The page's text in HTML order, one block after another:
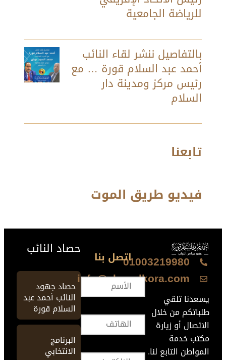
للرياضة الجامعية
بالتفاصيل ننشر لقاء النائب
أحمد عبد السلام قورة … مع
رئيس مركز ومدينة دار
السلام
تابعنا
فيديو طريق الموت
01003219980
info@ahmedkora.com
يسعدنا تلقي
طلباتكم من خلال
الاتصال أو زيارة
مكتب خدمة
المواطن التابع لنا.
اتصل بنا حصاد النائب
حصاد جهود
النائب أحمد عبد
السلام قورة
البرنامج
الانتخابي